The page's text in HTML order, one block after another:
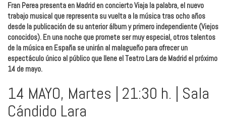
Fran Perea presenta en Madrid en concierto Viaja la palabra, el nuevo
trabajo musical que representa su vuelta a la música tras ocho años
desde la publicación de su anterior álbum y primero independiente (Viejos
conocidos). En una noche que promete ser muy especial, otros talentos
de la música en España se unirán al malagueño para ofrecer un
espectáculo único al público que llene el Teatro Lara de Madrid el próximo
14 de mayo.
14 MAYO, Martes | 21:30 h. | Sala
Cándido Lara